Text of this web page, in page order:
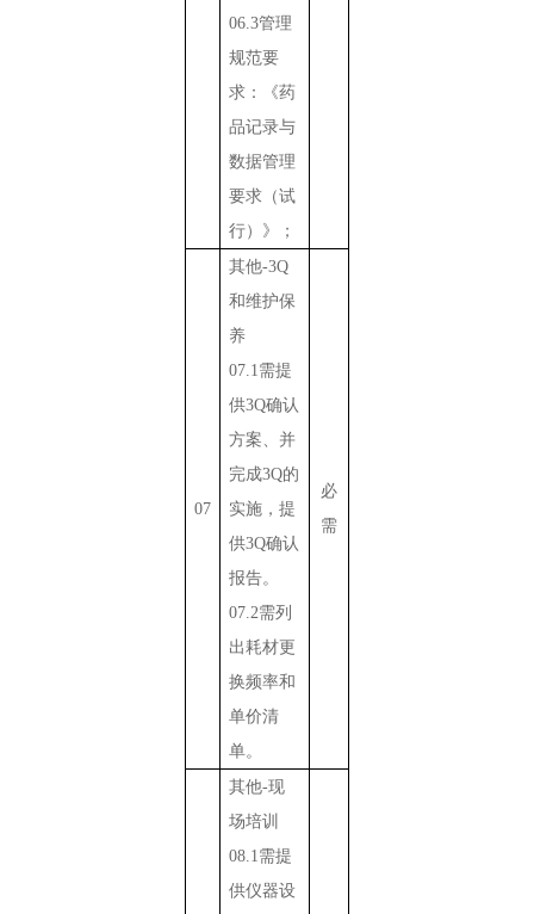
06.3管理
规范要
求：《药
品记录与
数据管理
要求（试
行）》；
07
其他-3Q
和维护保
养
07.1需提
供3Q确认
方案、并
完成3Q的
实施，提
供3Q确认
报告。
07.2需列
出耗材更
换频率和
单价清
单。
必
需
其他-现
场培训
08.1需提
供仪器设